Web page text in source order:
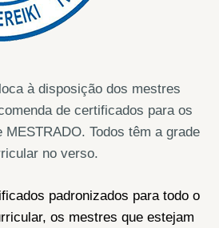
à disposição dos mestres
de certificados para os
Todos têm a grade
no verso.
padronizados para todo o
os mestres que estejam